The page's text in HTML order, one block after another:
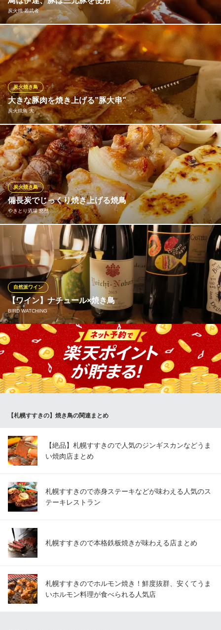
海鮮炉端と焼鳥しのぶれ すすきの店
海鮮炉端と焼き鳥
札幌市電山鼻線資生館小学校前駅 徒歩2分
北海道札幌市中央区南4条西6-8-3 晴ばれビル1F
炭火焼 若武者
店主が手間をかけ仕込み、備長炭でふっくら焼き上げられた伊達
地鶏は絶品！ササミはボリュームたっぷりでジューシー、お味は
【梅・ゆずわさび・キムチマヨ・チーズ・おろし】と充実のライ
ンナップ！串では一番人気のレバーは早い時間での品切れも多
く、レバー嫌いのお客様が「若武者のレバーは食べれるのよ」と
言われる一品
炭火焼 若武者
焼鳥・炭火焼・鍋料理
札幌市営地下鉄南北線すすきの駅 徒歩5分
北海道札幌市中央区南7条西4-2-14 ススキノ会館1F
大きな豚肉を焼き上げる”豚大串”
炭火焼鳥 大
炭火焼き鳥
当店の豚串は、うなぎの蒲焼きのように大きな豚肉を使用してい
ます。焼けたタイミングで半分に切って提供します。食べ応えた
っぷり、肉厚でジューシーな豚串をお楽しみください♪
炭火焼鳥 大
焼き鳥と燻製の店
札幌市営地下鉄南北線すすきの駅 徒歩2分
北海道札幌市中央区南5条西4-1-18 ニュー美松ビルB1
備長炭でじっくり焼き上げる焼鳥
やきとり酒場 悠然
炭火焼き鳥
30種以上の串焼きは、食材のカットから串打ちまで全て手作業で
行う人気メニュー！ ハーブ豚・さくら姫鶏は肉の旨みが凝縮され
ジューシーさが際立ちます。 瑞々しい野菜や種類豊富なつくね・
ささみもオーダー必須！
やきとり酒場 悠然
炭火で仕上げる本格焼鳥
札幌市営地下鉄南北線すすきの駅 徒歩4分
北海道札幌市中央区南7条西4 LC10番館1F
【ワイン】ナチュール×焼き鳥
BIRD WATCHING
自然派ワイン
ワインと焼き鳥のマリアージュ。 ワインは、ナチュールをメイン
にグラスワインやボトルでご提供いたします。 楽しみながら、心
と体を満たすひと時を…。
BIRD WATCHING
北海道札幌市中央区南4条西5-5
【札幌すすきの】焼き鳥の関連まとめ
【絶品】札幌すすきので人気のジンギスカンなどうま
い焼肉店まとめ
札幌すすきので赤身ステーキなどが味わえる人気のス
テーキレストラン
札幌すすきので本格鉄板焼きが味わえる店まとめ
札幌すすきのでホルモン焼き！鮮度抜群、安くてうま
いホルモン料理が食べられる人気店